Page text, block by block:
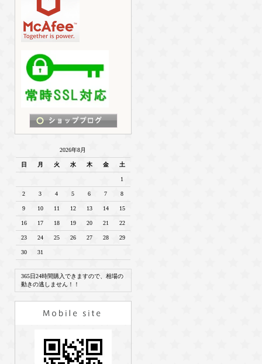
2026年8月
日 月 火 水 木 金 土
1
2 3 4 5 6 7 8
9 10 11 12 13 14 15
16 17 18 19 20 21 22
23 24 25 26 27 28 29
30 31
365日24時間購入できますので、相場の
動きの逃しません！！